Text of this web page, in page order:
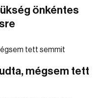
önkéntes
mégsem tett